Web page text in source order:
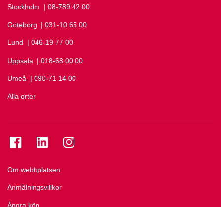
Stockholm Ring Stockholm på
| 08-789 42 00
Göteborg Ring Göteborg på
| 031-10 65 00
Lund Ring Lund på
| 046-19 77 00
Uppsala Ring Uppsala på
| 018-68 00 00
Umeå Ring Umeå på
| 090-71 14 00
Alla orter
Om webbplatsen
Anmälningsvillkor
Ångra köp
Se folkuniversitetet på Facebook
Se folkuniversitetet på LinkedIn